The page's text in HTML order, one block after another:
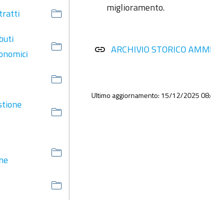
miglioramento.
link ARCHIVIO STORICO
Ultimo aggiornamento: 15/12/2025